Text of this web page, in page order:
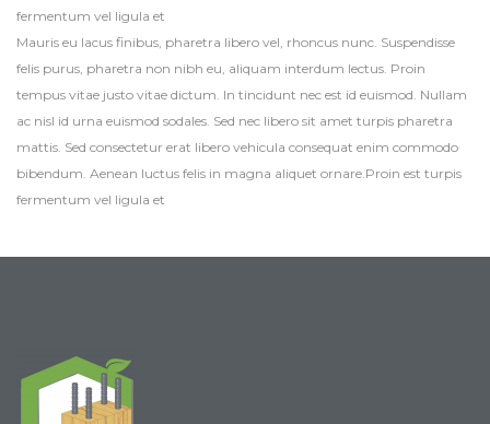
fermentum vel ligula et
Mauris eu lacus finibus, pharetra libero vel, rhoncus nunc. Suspendisse
felis purus, pharetra non nibh eu, aliquam interdum lectus. Proin
tempus vitae justo vitae dictum. In tincidunt nec est id euismod. Nullam
ac nisl id urna euismod sodales. Sed nec libero sit amet turpis pharetra
mattis. Sed consectetur erat libero vehicula consequat enim commodo
bibendum. Aenean luctus felis in magna aliquet ornare.Proin est turpis
fermentum vel ligula et